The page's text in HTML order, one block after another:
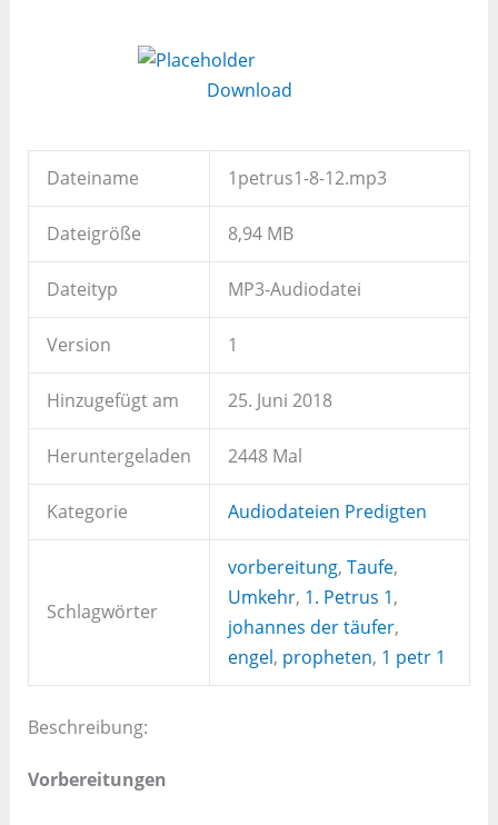
Download
Dateiname 1petrus1-8-12.mp3
Dateigröße 8,94 MB
Dateityp MP3-Audiodatei
Version 1
Hinzugefügt am 25. Juni 2018
Heruntergeladen 2448 Mal
Kategorie Audiodateien Predigten
Schlagwörter
vorbereitung, Taufe,
Umkehr, 1. Petrus 1,
johannes der täufer,
engel, propheten, 1 petr 1
Beschreibung:
Vorbereitungen